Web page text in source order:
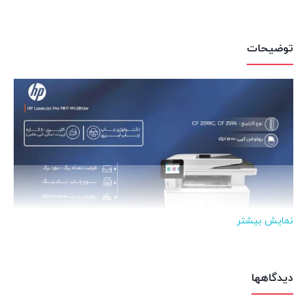
به فکس داشته باشند بسیار مناسبت است. هم چنین این دستگاه
پرینتر لیزری از صفحه نمایش LCD لمسی رنگی برخوردار است. پرینتر
لیزری HP M428fdw، می‌تواند به عنوان یک پرینتر لیزری مشکی
اداری روی میز کار قرار گیرد. این پرینتر مجهز به پورت شبکه و وای
فای است و با سرعت 38 برگ در دقیقه با رزولوشن 1200x1200 dpi
پرینت می‌گیرد. این پرینتر چهارکاره دارای دو ورودی کاغذ که اولی چند
توضیحات
رزولوشن اپتیکال اسکنر : ۱۲۰۰x۱۲۰۰ dpi
نمایش بیشتر
دیدگاهها